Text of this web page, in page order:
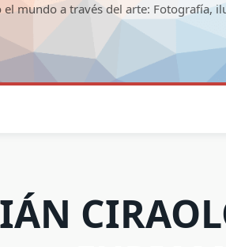
el mundo a través del arte: Fotografía,